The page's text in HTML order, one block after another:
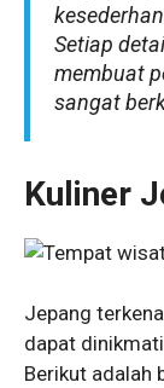
Setiap
membuat
sangat
Kuliner
Jepang
dapat
Berikut adalah